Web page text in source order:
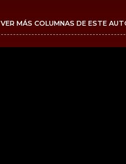
VER MÁS COLUMNAS DE ESTE